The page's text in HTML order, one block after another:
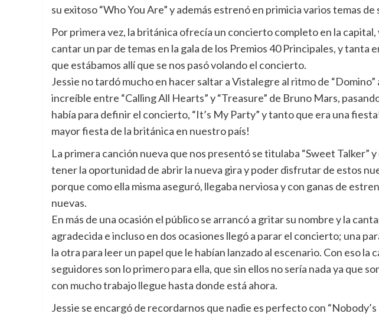
su exitoso “Who You Are” y además estrenó en primicia varios temas
Por primera vez, la británica ofrecía un concierto completo en la capital,
cantar un par de temas en la gala de los Premios 40 Principales, y tanta
que estábamos allí que se nos pasó volando el concierto.
Jessie no tardó mucho en hacer saltar a Vistalegre al ritmo de
increíble entre “Calling All Hearts” y “Treasure” de Bruno Mars,
había para definir el concierto, “It’s My Party” y tanto que era una
mayor fiesta de la británica en nuestro país!
La primera canción nueva que nos presentó se titulaba “Sweet Talker”
tener la oportunidad de abrir la nueva gira y poder disfrutar de estos
porque como ella misma aseguró, llegaba nerviosa y con ganas de
nuevas.
En más de una ocasión el público se arrancó a gritar su nombre y la
agradecida e incluso en dos ocasiones llegó a parar el concierto; una
la otra para leer un papel que le habían lanzado al escenario. Con eso la
seguidores son lo primero para ella, que sin ellos no sería nada ya que
con mucho trabajo llegue hasta donde está ahora.
Jessie se encargó de recordarnos que nadie es perfecto con